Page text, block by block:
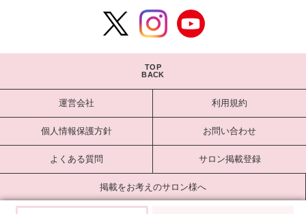
TOP
BACK
運営会社 利用規約
個人情報保護方針 お問い合わせ
よくある質問 サロン掲載登録
掲載をお考えのサロン様へ